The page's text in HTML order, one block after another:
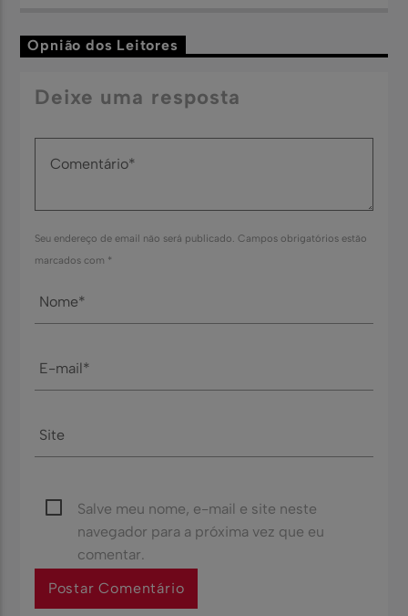
Opnião dos Leitores
Deixe uma resposta
Seu endereço de email não será publicado. Campos obrigatórios estão
marcados com *
Salve meu nome, e-mail e site neste
navegador para a próxima vez que eu
comentar.